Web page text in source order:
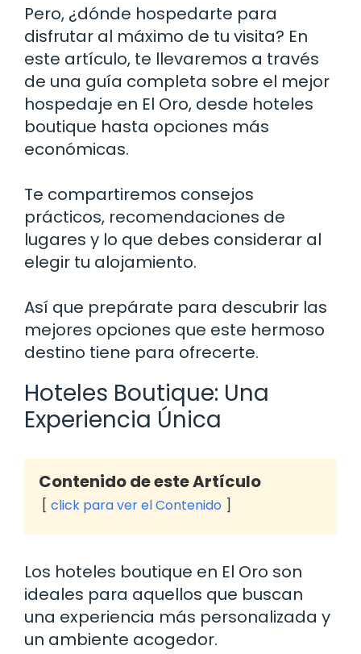
Pero, ¿dónde hospedarte para
disfrutar al máximo de tu visita? En
este artículo, te llevaremos a través
de una guía completa sobre el mejor
hospedaje en El Oro, desde hoteles
boutique hasta opciones más
económicas.
Te compartiremos consejos
prácticos, recomendaciones de
lugares y lo que debes considerar al
elegir tu alojamiento.
Así que prepárate para descubrir las
mejores opciones que este hermoso
destino tiene para ofrecerte.
Hoteles Boutique: Una
Experiencia Única
Contenido de este Artículo
click para ver el Contenido
Los hoteles boutique en El Oro son
ideales para aquellos que buscan
una experiencia más personalizada y
un ambiente acogedor.